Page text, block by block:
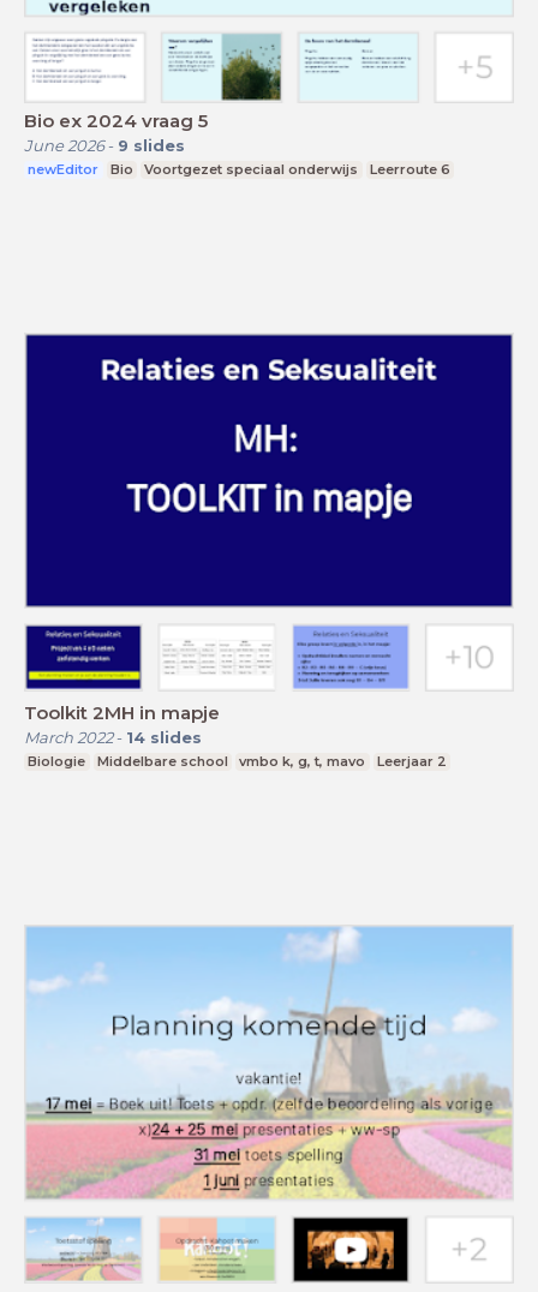
Bio ex 2024 vraag 5
June 2026- 9 slides
newEditor Bio Voortgezet speciaal onderwijs Leerroute 6
Toolkit 2MH in mapje
March 2022- 14 slides
Biologie Middelbare school vmbo k, g, t, mavo Leerjaar 2